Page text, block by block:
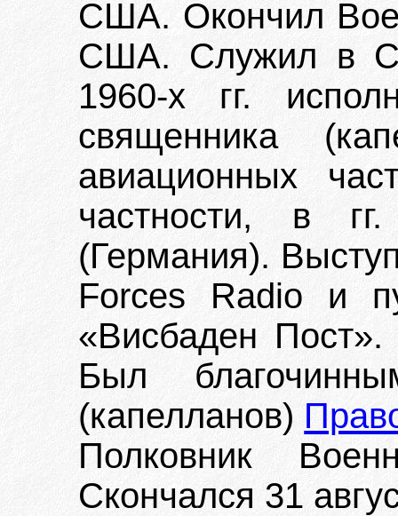
США. Окончил
США. Служил в
1960-х гг.
священника
авиационных
частности, в
(Германия).
Forces Radio и
«Висбаден
Был
(капелланов)
Полковник
Скончался 31